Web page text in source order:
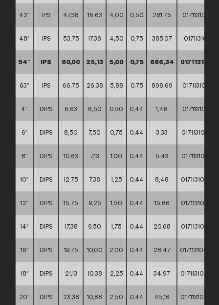
42″ IPS 47,38 16,63 4,00 0,50 281,75
48″ IPS 53,75 17,38 4,50 0,75 385,07
54″ IPS 60,00 25,13 5,00 0,75 666,34
63″ IPS 66,75 26,38 5,88 0,75 898,69
4″ DIPS 6,63 6,50 0,50 0,44 1,48
6″ DIPS 8,50 7,50 0,75 0,44 3,33
8″ DIPS 10,63 7,13 1,00 0,44 5,43
10″ DIPS 12,75 7,38 1,25 0,44 8,48
12″ DIPS 15,75 9,25 1,50 0,44 15,66
14″ DIPS 17,38 9,50 1,75 0,44 20,68
16″ DIPS 19,75 10,00 2,00 0,44 28,47
18″ DIPS 21,13 10,38 2,25 0,44 34,97
20″ DIPS 23,38 10,88 2,50 0,44 45,16